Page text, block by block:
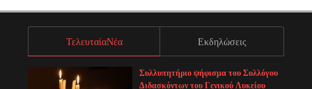
ΤελευταίαΝέα Εκδηλώσεις
Συλλυπητήριο ψήφισμα του Συλλόγου
Διδασκόντων του Γενικού Λυκείου